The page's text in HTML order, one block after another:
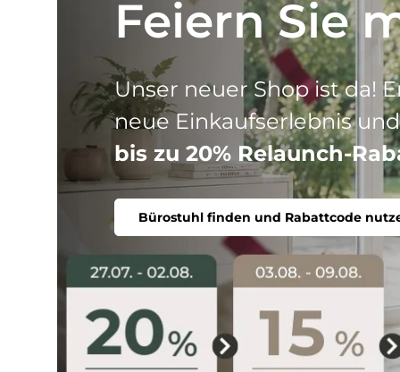
Best of
Drei Produktlinien, ein
Stuhl. Ergonomisch,
Bürostuhl finden